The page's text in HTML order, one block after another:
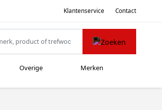
Klantenservice Contact
Overige Merken